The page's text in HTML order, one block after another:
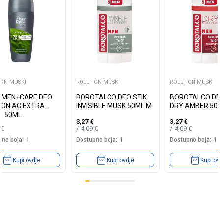
MUSKI
MEN+CARE DEO
AC EXTRA
50ML
€
boja: 1
Kupi ovdje
ROLL - ON MUSKI
BOROTALCO DEO STIK
INVISIBLE MUSK 50ML M
3,27 €
4,09€
Dostupno boja: 1
Kupi ovdje
ROLL - ON MUSKI
BOROTALCO
DRY AMBER
3,27 €
4,09€
Dostupno boja: 1
Kupi